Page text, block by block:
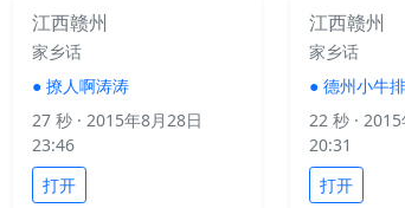
江西赣州
家乡话
● 撩人啊涛涛
27 秒 · 2015年8月28日
23:46
打开
江西赣州
家乡话
● 德州小牛排
22 秒 ·
20:31
打开